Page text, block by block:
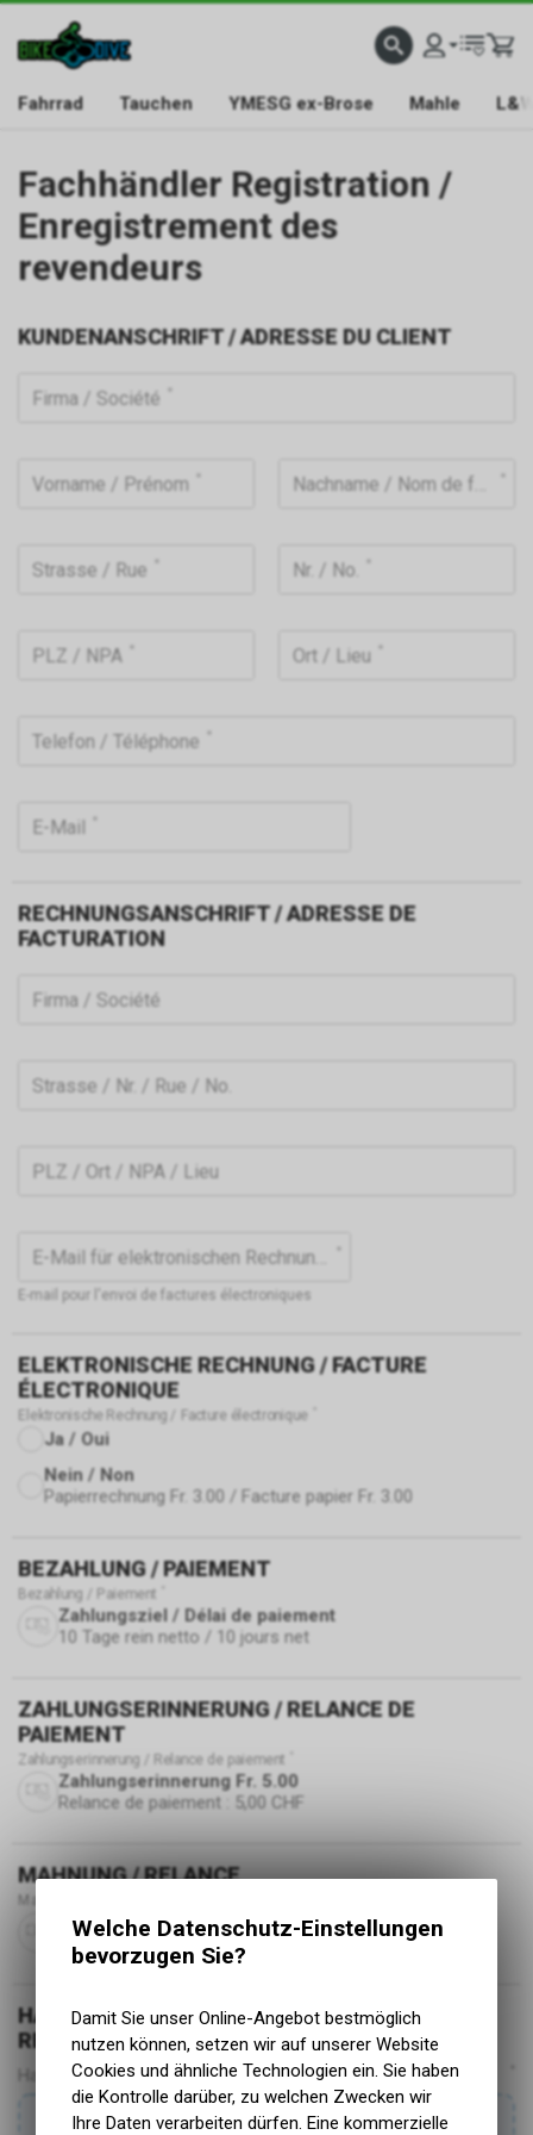
Fahrrad Tauchen YMESG ex-Brose Mahle
Fachhändler Registration /
Enregistrement des
revendeurs
KUNDENANSCHRIFT / ADRESSE DU CLIENT
Firma / Société
Vorname / Prénom
Strasse / Rue Nr. / No.
PLZ / NPA Ort / Lieu
Telefon / Téléphone
E-Mail
RECHNUNGSANSCHRIFT / ADRESSE DE
FACTURATION
Firma / Société
Strasse / Nr. / Rue / No.
PLZ / Ort / NPA / Lieu
E-mail pour l'envoi de factures électroniques
ELEKTRONISCHE RECHNUNG / FACTURE
ÉLECTRONIQUE
Elektronische Rechnung / Facture électronique
Ja / Oui
Nein / Non
Papierrechnung Fr. 3.00 / Facture papier Fr. 3.00
BEZAHLUNG / PAIEMENT
Bezahlung / Paiement
Zahlungsziel / Délai de paiement
10 Tage rein netto / 10 jours net
ZAHLUNGSERINNERUNG / RELANCE DE
PAIEMENT
Zahlungserinnerung / Relance de paiement
Zahlungserinnerung Fr. 5.00
Relance de paiement : 5,00 CHF
MAHNUNG / RELANCE
Mahnung / Relance
Unkostenbeitrag pro Mahnung Fr. 20.00
Frais de rappel : 20,00 CHF par rappel
HANDELSREGISTERAUSZUG / EXTRAIT DU
REGISTRE DU COMMERCE
Handelsregisterauszug / Extrait du registre du commerce
Welche Datenschutz-Einstellungen
bevorzugen Sie?
Damit Sie unser Online-Angebot bestmöglich
nutzen können, setzen wir auf unserer Website
Cookies und ähnliche Technologien ein. Sie haben
die Kontrolle darüber, zu welchen Zwecken wir
Ihre Daten verarbeiten dürfen. Eine kommerzielle